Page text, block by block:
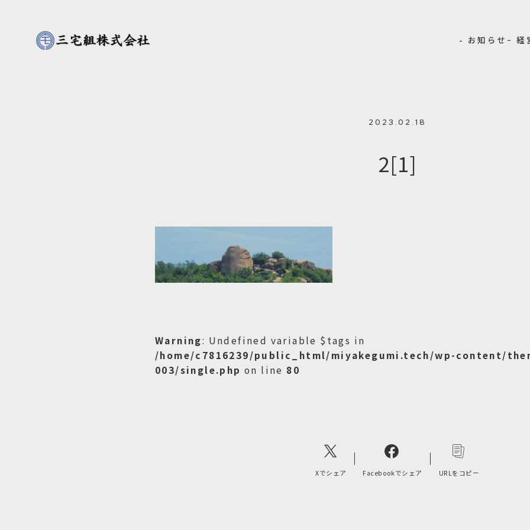
- お知らせ − 経
2023.02.18
2[1]
Warning: Undefined variable $tags in
/home/c7816239/public_html/miyakegumi.tech/wp-content/
003/single.php on line 80
Xでシェア Facebookでシェア URLをコピー